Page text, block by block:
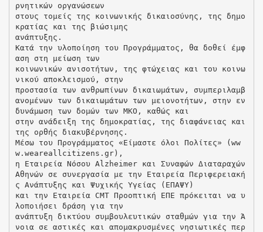
ρνητικών οργανώσεων
στους τομείς της κοινωνικής δικαιοσύνης, της δημο
κρατίας και της βιώσιμης
ανάπτυξης.
Κατά την υλοποίηση του Προγράμματος, θα δοθεί έμφ
αση στη μείωση των
κοινωνικών ανισοτήτων, της φτώχειας και του κοινω
νικού αποκλεισμού, στην
προστασία των ανθρωπίνων δικαιωμάτων, συμπεριλαμβ
ανομένων των δικαιωμάτων των μειονοτήτων, στην εν
δυνάμωση των δομών των ΜΚΟ, καθώς και
στην ανάδειξη της δημοκρατίας, της διαφάνειας και
της ορθής διακυβέρνησης.
Μέσω του Προγράμματος «Είμαστε όλοι Πολίτες» (ww
w.weareallcitizens.gr),
η Εταιρεία Νόσου Alzheimer και Συναφών Διαταραχών
Αθηνών σε συνεργασία με την Εταιρεία Περιφερειακή
ς Ανάπτυξης και Ψυχικής Υγείας (ΕΠΑΨΥ)
και την Εταιρεία CMT Προοπτική ΕΠΕ πρόκειται να υ
λοποιήσει δράση για την
ανάπτυξη δικτύου συμβουλευτικών σταθμών για την Ά
νοια σε αστικές και απομακρυσμένες νησιωτικές περ